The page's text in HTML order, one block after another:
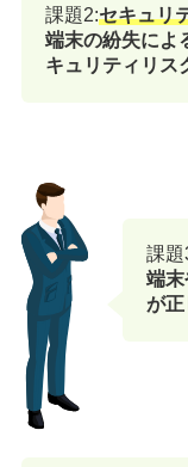
課題2:セキュリ
端末の紛失によ
キュリティリス
課題
端末
が